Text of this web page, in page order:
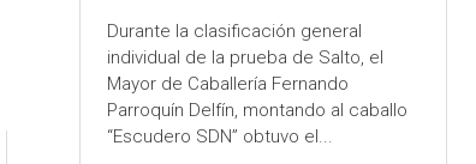
Durante la clasificación general
individual de la prueba de Salto, el
Mayor de Caballería Fernando
Parroquín Delfín, montando al caballo
“Escudero SDN” obtuvo el...